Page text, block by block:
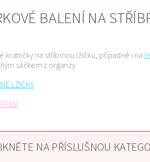
BALENÍ NA
krabičky na stříbrnou lžičku, případně i na
sáčkem z organzy.
LŽIČKY
NA PŘÍSLUŠNOU